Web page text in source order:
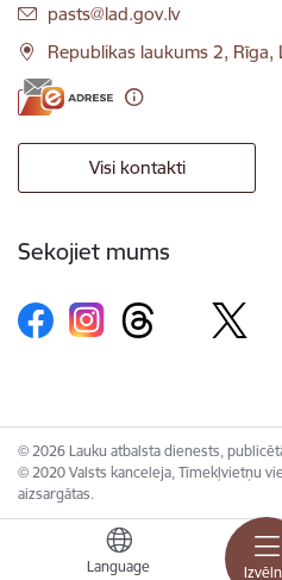
Language
E-pasts:
pasts@lad.gov.lv
Republikas laukums 2, Rīga,
Visi kontakti
Sekojiet mums
© 2026 Lauku atbalsta dienests,
© 2020 Valsts kanceleja, Tīmekļvietņu
aizsargātas.